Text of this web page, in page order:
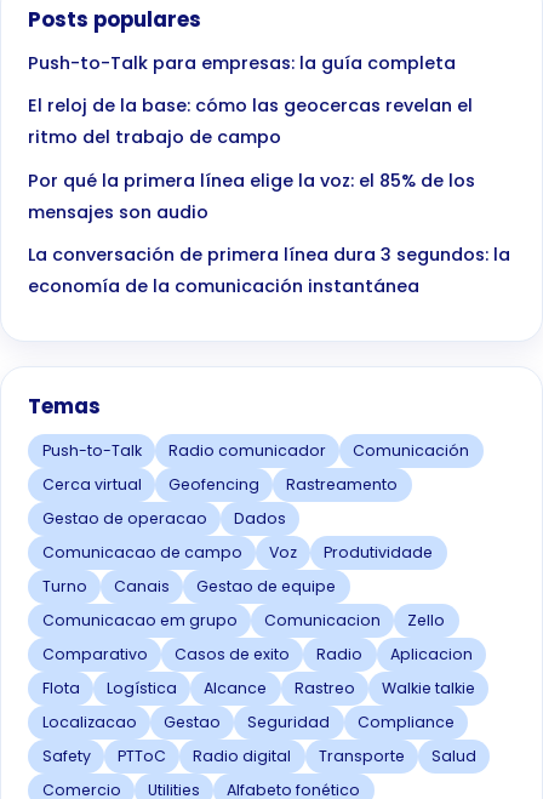
Posts populares
Push-to-Talk para empresas: la guía completa
El reloj de la base: cómo las geocercas revelan el
ritmo del trabajo de campo
Por qué la primera línea elige la voz: el 85% de los
mensajes son audio
La conversación de primera línea dura 3 segundos: la
economía de la comunicación instantánea
Temas
Push-to-Talk Radio comunicador
Comunicación
Cerca virtual
Geofencing
Rastreamento
Gestao de operacao
Dados
Comunicacao de campo
Voz
Produtividade
Turno
Canais
Gestao de equipe
Comunicacao em grupo
Comunicacion
Zello
Comparativo
Casos de exito Radio
Aplicacion
Flota
Logística Alcance Rastreo
Walkie talkie
Localizacao
Gestao Seguridad
Compliance
Safety
PTToC Radio digital Transporte
Salud
Comercio
Utilities Alfabeto fonético